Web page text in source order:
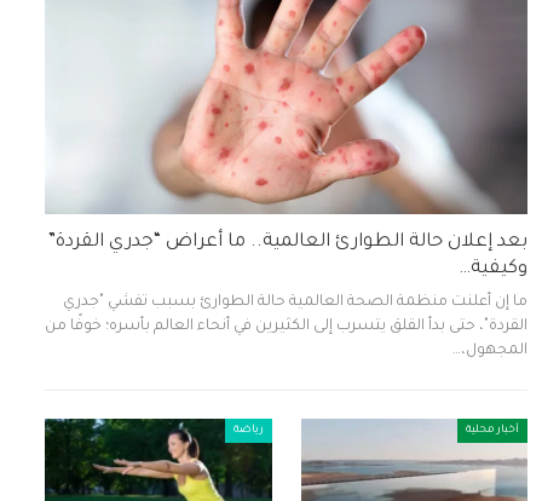
بعد إعلان حالة الطوارئ العالمية.. ما أعراض “جدري القردة”
وكيفية…
ما إن أعلنت منظمة الصحة العالمية حالة الطوارئ بسبب تفشي "جدري
القردة"، حتى بدأ القلق يتسرب إلى الكثيرين في أنحاء العالم بأسره؛ خوفًا من
المجهول،…
أخبار محلية رياضة